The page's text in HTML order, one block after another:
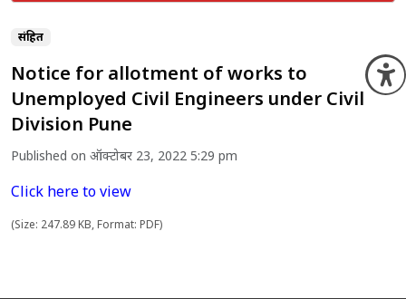
संग्रहित
Notice for allotment of works to
Unemployed Civil Engineers under Civil
Division Pune
Published on ऑक्टोबर 23, 2022 5:29 pm
Click here to view
(Size: 247.89 KB, Format: PDF)